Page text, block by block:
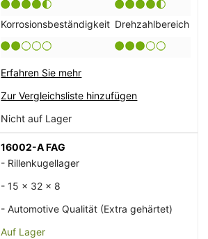
Korrosionsbeständigkeit Drehzahlbereich
Erfahren Sie mehr
Zur Vergleichsliste hinzufügen
Nicht auf Lager
16002-A FAG
- Rillenkugellager
- 15 x 32 x 8
- Automotive Qualität (Extra gehärtet)
Auf Lager